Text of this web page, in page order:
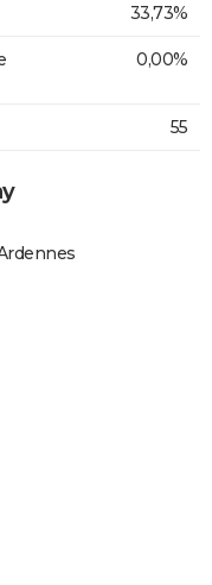
33,73%
0,00%
55